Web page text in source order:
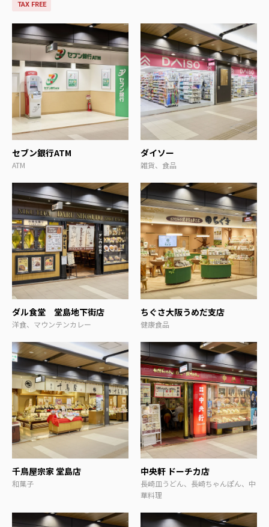
TAX FREE
セブン銀行ATM
ATM
ダイソー
雑貨、食品
ダル食堂 堂島地下街店
洋食、マウンテンカレー
ちぐさ大阪うめだ支店
健康食品
千鳥屋宗家 堂島店
和菓子
中央軒 ドーチカ店
長崎皿うどん、長崎ちゃんぽん、中
華料理